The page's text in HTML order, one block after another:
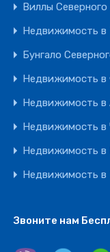
Виллы
Недвижимость в
Бунгало
Недвижимость в
Недвижимость в
Недвижимость в
Недвижимость в
Недвижимость в
Звоните нам